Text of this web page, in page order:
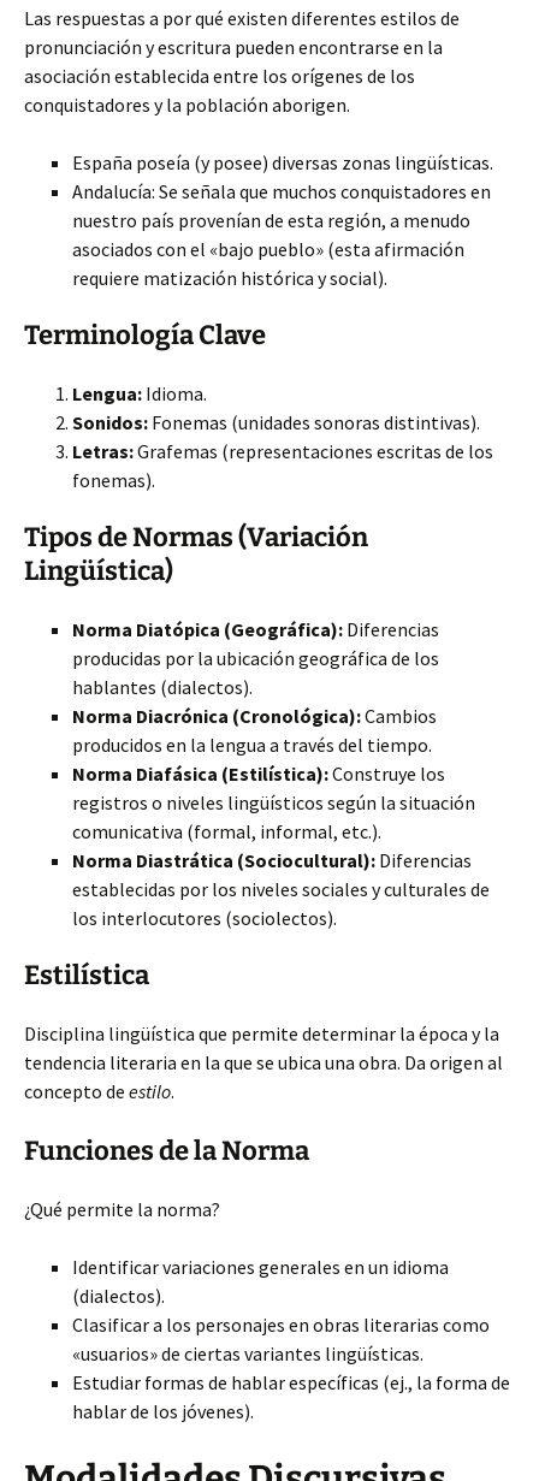
Las respuestas a por qué existen diferentes estilos de
pronunciación y escritura pueden encontrarse en la
asociación establecida entre los orígenes de los
conquistadores y la población aborigen.
España poseía (y posee) diversas zonas lingüísticas.
Andalucía: Se señala que muchos conquistadores en
nuestro país provenían de esta región, a menudo
asociados con el «bajo pueblo» (esta afirmación
requiere matización histórica y social).
Terminología Clave
Lengua: Idioma.
Sonidos: Fonemas (unidades sonoras distintivas).
Letras:Grafemas (representaciones escritas de los
fonemas).
Tipos de Normas (Variación
Lingüística)
Norma Diatópica (Geográfica): Diferencias
producidas por la ubicación geográfica de los
hablantes (dialectos).
Norma Diacrónica (Cronológica):Cambios
producidos en la lengua a través del tiempo.
Norma Diafásica (Estilística):Construye los
registros o niveles lingüísticos según la situación
comunicativa (formal, informal, etc.).
Norma Diastrática (Sociocultural): Diferencias
establecidas por los niveles sociales y culturales de
los interlocutores (sociolectos).
Estilística
Disciplina lingüística que permite determinar la época y la
tendencia literaria en la que se ubica una obra. Da origen al
concepto de estilo.
Funciones de la Norma
¿Qué permite la norma?
Identificar variaciones generales en un idioma
(dialectos).
Clasificar a los personajes en obras literarias como
«usuarios» de ciertas variantes lingüísticas.
Estudiar formas de hablar específicas (ej., la forma de
hablar de los jóvenes).